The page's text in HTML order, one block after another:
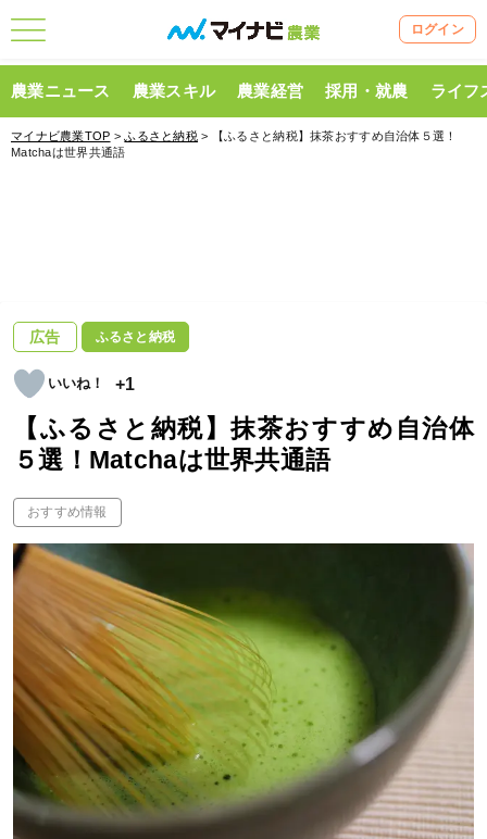
ログイン
農業ニュース 農業スキル 農業経営 採用・就農 ライフ
マイナビ農業TOP >ふるさと納税 > 【ふるさと納税】抹茶おすすめ自治体５選！
Matchaは世界共通語
広告 ふるさと納税
+1
【ふるさと納税】抹茶おすすめ自治体
５選！Matchaは世界共通語
おすすめ情報